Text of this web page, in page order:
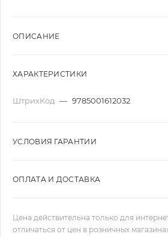
ОПИСАНИЕ
ХАРАКТЕРИСТИКИ
ШтрихКод — 9785001612032
УСЛОВИЯ ГАРАНТИИ
ОПЛАТА И ДОСТАВКА
Цена действительна только для
отличаться от цен в розничных